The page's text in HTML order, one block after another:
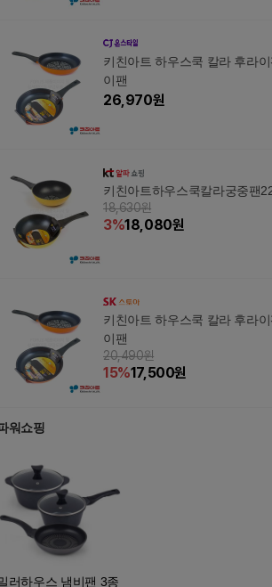
키친아트 하우스쿡 칼라 후라
이팬
26,970원
키친아트하우스쿡칼라궁중팬
18,630원
3%18,080원
키친아트 하우스쿡 칼라 후라
이팬
20,490원
15%17,500원
워쇼핑
러하우스 냄비팬 3종